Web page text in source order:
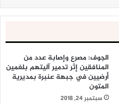
الجوف: مصرع وإصابة عدد من
المنافقين إثر تدمير آليتهم بلغمين
أرضيين في جبهة عنبرة بمديرية
المتون
سبتمبر 24, 2018